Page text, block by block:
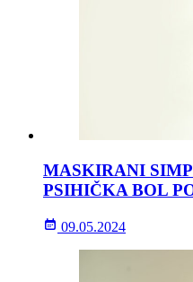
MASKIRANI
PSIHIČKA BOL
09.05.2024